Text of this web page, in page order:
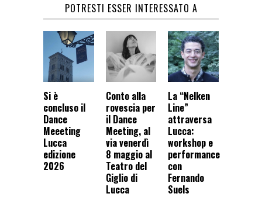
POTRESTI ESSER INTERESSATO A
Si è
concluso il
Dance
Meeeting
Lucca
edizione
2026
Conto alla
rovescia per
il Dance
Meeting, al
via venerdì
8 maggio al
Teatro del
Giglio di
Lucca
La “Nelken
Line”
attraversa
Lucca:
workshop e
performance
con
Fernando
Suels